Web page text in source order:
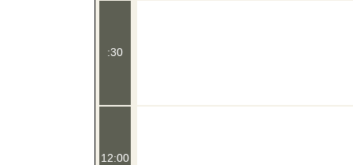
:30
12:00